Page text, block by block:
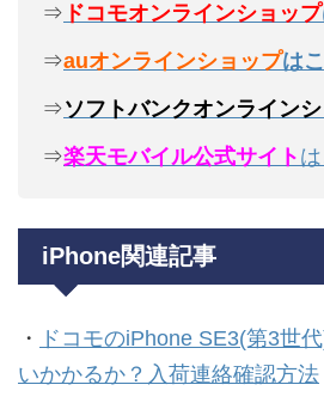
⇒ ドコモオンラインショップ
⇒auオンラインショップは
⇒ソフトバンクオンライン
⇒楽天モバイル公式サイト
iPhone関連記事
・
ドコモのiPhone SE3(第3世
いかかるか？入荷連絡確認方法